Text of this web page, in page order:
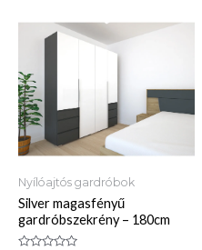
Nyílóajtós gardróbok
Silver magasfényű
gardróbszekrény – 180cm